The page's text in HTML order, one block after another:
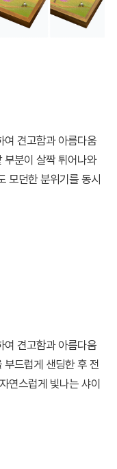
여 견고함과 아름다움
부분이 살짝 튀어나와
모던한 분위기를 동시
여 견고함과 아름다움
드럽게 샌딩한 후 전
연스럽게 빛나는 샤이